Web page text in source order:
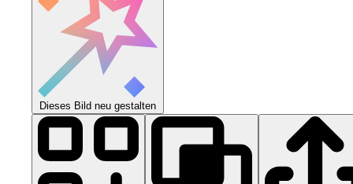
Dieses Bild neu gestalten